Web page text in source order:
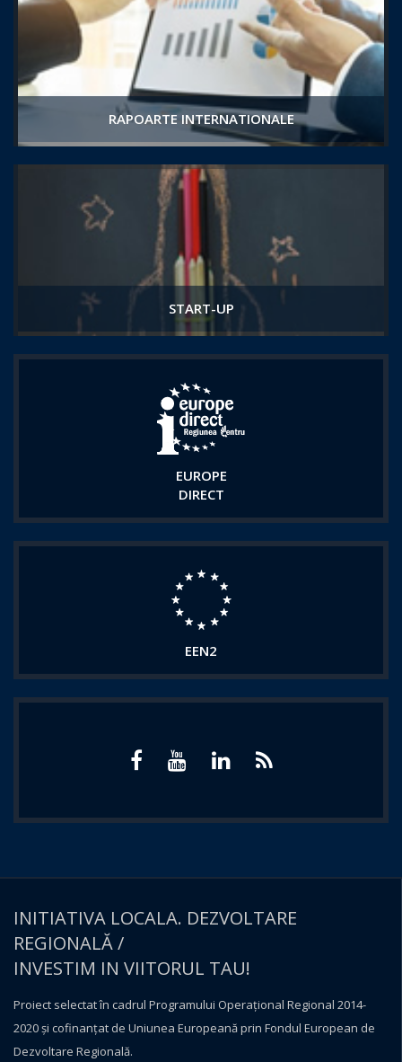
RAPOARTE INTERNATIONALE
START-UP
EUROPE
DIRECT
EEN2
INITIATIVA LOCALA. DEZVOLTARE
REGIONALĂ /
INVESTIM IN VIITORUL TAU!
Proiect selectat în cadrul Programului Operațional Regional 2014-
2020 și cofinanțat de Uniunea Europeană prin Fondul European de
Dezvoltare Regională.